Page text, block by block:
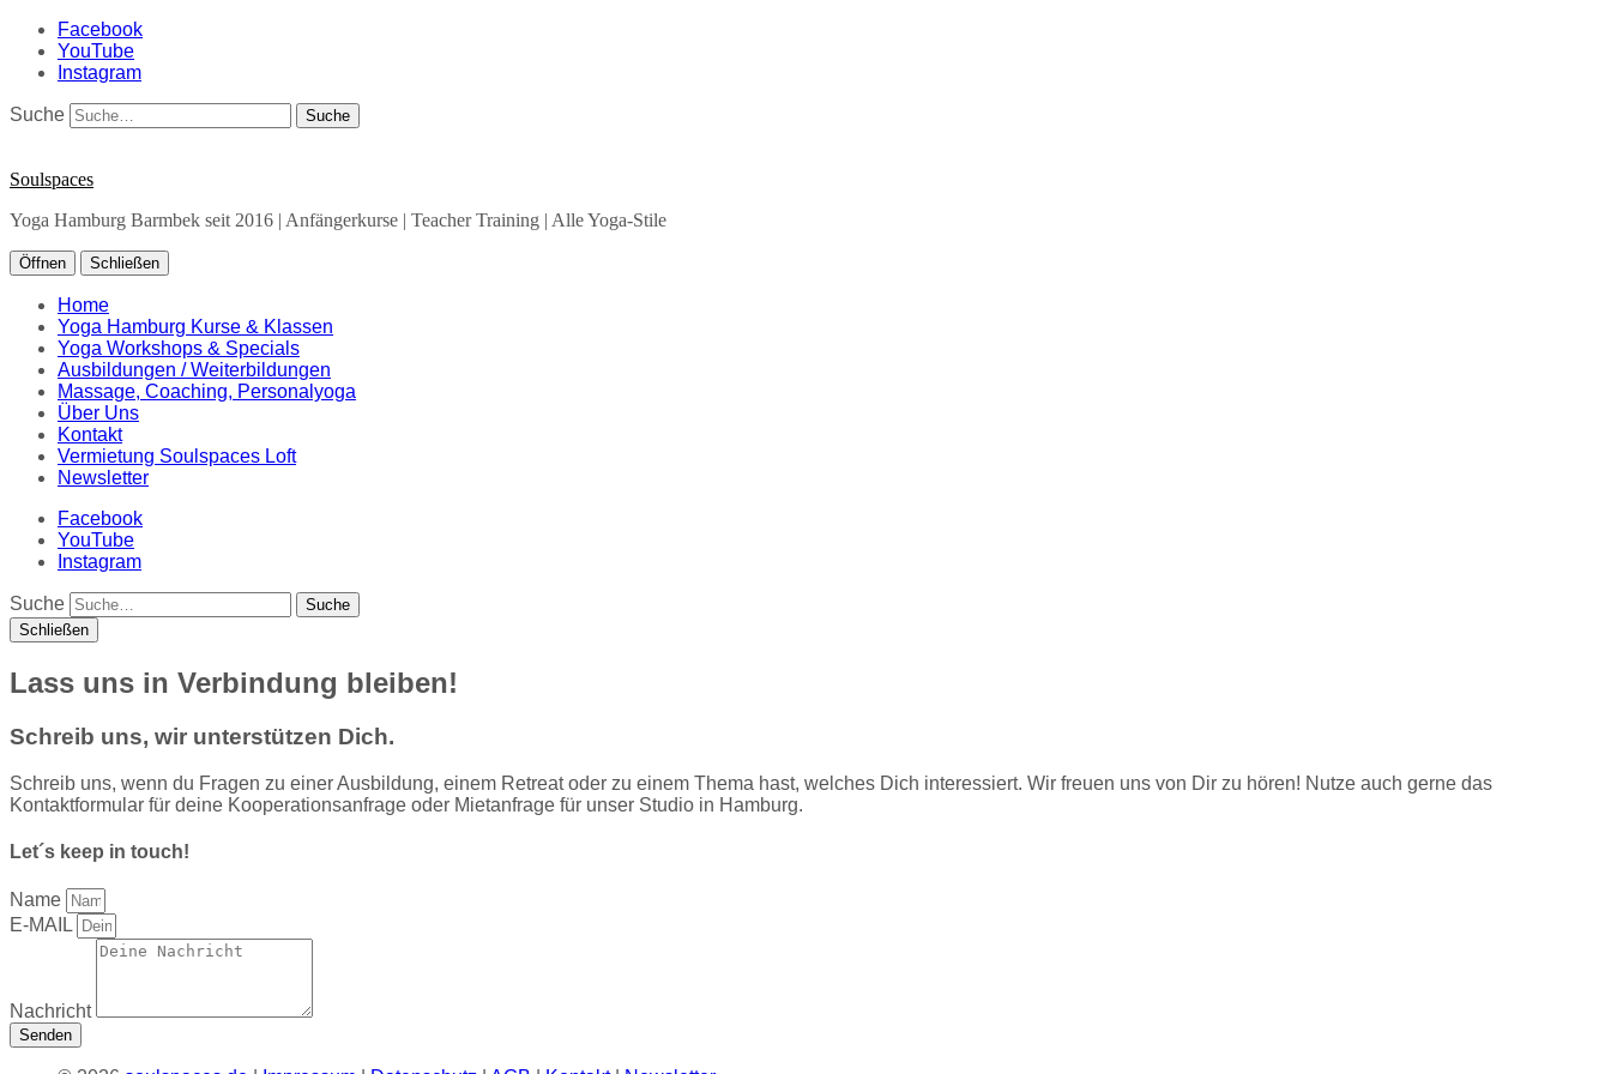
Facebook
YouTube
Instagram
Suche
Soulspaces
Yoga Hamburg Barmbek seit 2016 | Anfängerkurse | Teacher Training | Alle Yoga-Stile
Öffnen Schließen
Home
Yoga Hamburg Kurse & Klassen
Yoga Workshops & Specials
Ausbildungen / Weiterbildungen
Massage, Coaching, Personalyoga
Über Uns
Kontakt
Vermietung Soulspaces Loft
Newsletter
Facebook
YouTube
Instagram
Suche
Schließen
Lass uns in Verbindung bleiben!
Schreib uns, wir unterstützen Dich.
Schreib uns, wenn du Fragen zu einer Ausbildung, einem Retreat oder zu einem Thema hast, welches Dich interessiert. Wir freuen uns von Dir zu hören! Nutze auch gerne das
Kontaktformular für deine Kooperationsanfrage oder Mietanfrage für unser Studio in Hamburg.
Let´s keep in touch!
Name
E-MAIL
Nachricht
Senden